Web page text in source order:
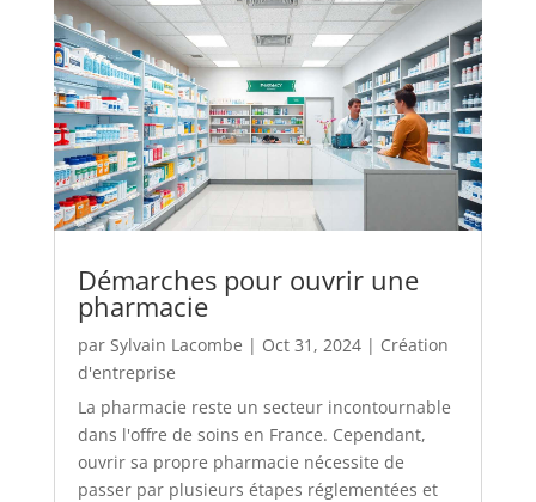
Démarches pour ouvrir une
pharmacie
par Sylvain Lacombe | Oct 31, 2024| Création
d'entreprise
La pharmacie reste un secteur incontournable
dans l'offre de soins en France. Cependant,
ouvrir sa propre pharmacie nécessite de
passer par plusieurs étapes réglementées et